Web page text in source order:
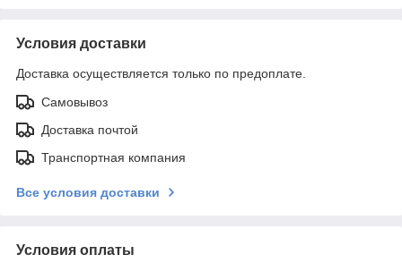
Условия доставки
Доставка осуществляется только по предоплате.
Самовывоз
Доставка почтой
Транспортная компания
Все условия доставки
Условия оплаты